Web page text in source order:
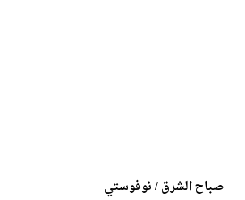
صباح الشرق / نوفوستي